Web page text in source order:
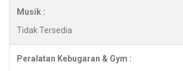
Musik :
Tidak Tersedia
Peralatan Kebugaran & Gym :